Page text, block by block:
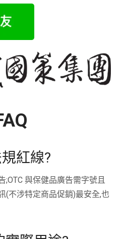
紅線?
;OTC 與保健品廣告需字號且
(不涉特定商品促銷)最安全,也